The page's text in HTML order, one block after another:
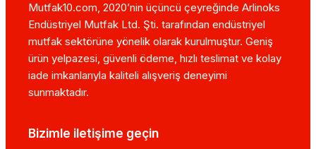
Mutfak10.com, 2020’nin üçüncü çeyreğinde Arlinoks
Endüstriyel Mutfak Ltd. Şti. tarafından endüstriyel
mutfak sektörüne yönelik olarak kurulmuştur. Geniş
ürün yelpazesi, güvenli ödeme, hızlı teslimat ve kolay
iade imkanlarıyla kaliteli alışveriş deneyimi
sunmaktadır.
Bizimle iletişime geçin